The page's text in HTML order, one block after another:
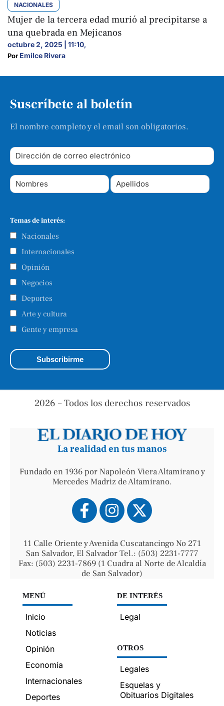
NACIONALES
Mujer de la tercera edad murió al precipitarse a
una quebrada en Mejicanos
octubre 2, 2025 | 11:10,
Por Emilce Rivera
Suscríbete al boletín
El nombre completo y el email son obligatorios.
Temas de interés:
Nacionales
Internacionales
Opinión
Negocios
Deportes
Arte y cultura
Gente y empresa
2026 – Todos los derechos reservados
La realidad en tus manos
Fundado en 1936 por Napoleón Viera Altamirano y
Mercedes Madriz de Altamirano.
11 Calle Oriente y Avenida Cuscatancingo No 271
San Salvador, El Salvador Tel.: (503) 2231-7777
Fax: (503) 2231-7869 (1 Cuadra al Norte de Alcaldía
de San Salvador)
MENÚ
Inicio
Noticias
Opinión
Economía
Internacionales
Deportes
DE INTERÉS
Legal
OTROS
Legales
Esquelas y
Obituarios Digitales